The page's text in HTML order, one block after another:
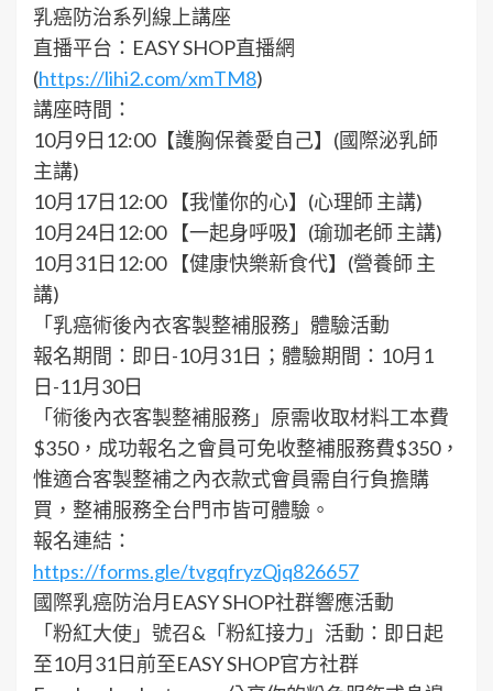
乳癌防治系列線上講座
直播平台：EASY SHOP直播網
(https://lihi2.com/xmTM8)
講座時間：
10月9日12:00【護胸保養愛自己】(國際泌乳師
主講)
10月17日12:00 【我懂你的心】(心理師 主講)
10月24日12:00 【一起身呼吸】(瑜珈老師 主講)
10月31日12:00 【健康快樂新食代】(營養師 主
講)
「乳癌術後內衣客製整補服務」體驗活動
報名期間：即日-10月31日；體驗期間：10月1
日-11月30日
「術後內衣客製整補服務」原需收取材料工本費
$350，成功報名之會員可免收整補服務費$350，
惟適合客製整補之內衣款式會員需自行負擔購
買，整補服務全台門市皆可體驗。
報名連結：
https://forms.gle/tvgqfryzQjq826657
國際乳癌防治月EASY SHOP社群響應活動
「粉紅大使」號召&「粉紅接力」活動：即日起
至10月31日前至EASY SHOP官方社群